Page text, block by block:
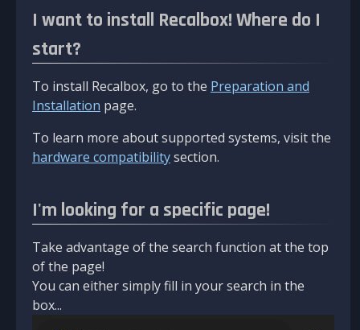
I want to install Recalbox! Where do I
start?
To install Recalbox, go to the Preparation and
Installation page.
To learn more about supported systems, visit the
hardware compatibilitysection.
I'm looking for a specific page!
Take advantage of the search function at the top
of the page!
You can either simply fill in your search in the
box...